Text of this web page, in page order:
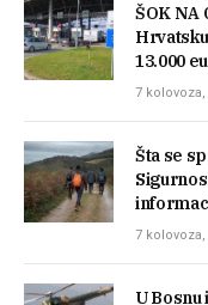
ŠOK NA
13.000
7 kolovoza,
Šta se
7 kolovoza,
U